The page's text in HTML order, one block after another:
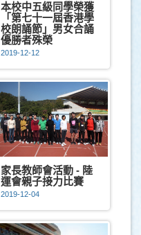
本校中五級同學榮獲
「第七十一屆香港學
校朗誦節」男女合誦
優勝者殊榮
2019-12-12
家長教師會活動 - 陸
運會親子接力比賽
2019-12-04